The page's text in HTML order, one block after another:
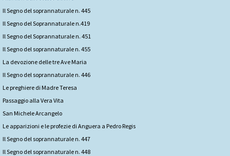
Il Segno del soprannaturale n. 445
Il Segno del Soprannaturale n.419
Il Segno del Soprannaturale n. 451
Il Segno del soprannaturale n. 455
La devozione delle tre Ave Maria
Il Segno del soprannaturale n. 446
Le preghiere di Madre Teresa
Passaggio alla Vera Vita
San Michele Arcangelo
Le apparizioni e le profezie di Anguera a Pedro Regis
Il Segno del soprannaturale n. 447
Il Segno del soprannaturale n. 448